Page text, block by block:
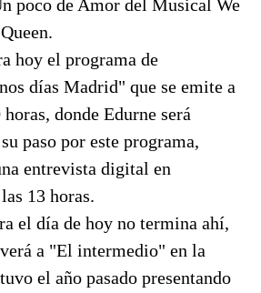
poco de Amor del Musical We
hoy el programa de
días Madrid" que se emite a
donde Edurne será
paso por este programa,
entrevista digital en
13 horas.
el día de hoy no termina ahí,
a "El intermedio" en la
el año pasado presentando